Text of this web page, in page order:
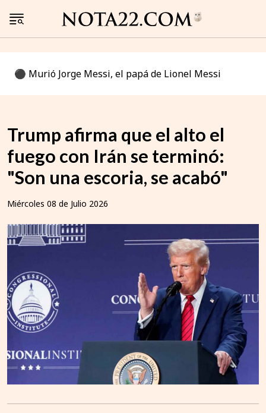
⚫️ Murió Jorge Messi, el papá de Lionel Messi
Trump afirma que el alto el
fuego con Irán se terminó:
"Son una escoria, se acabó"
Miércoles 08 de Julio 2026